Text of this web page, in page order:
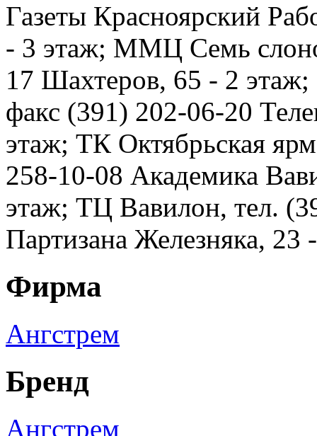
Газеты Красноярский
- 3 этаж; ММЦ Семь
17 Шахтеров, 65 - 2
факс (391) 202-06-20
этаж; ТК Октябрьская
258-10-08 Академика
этаж; ТЦ Вавилон, тел.
Партизана Железняка,
Фирма
Ангстрем
Бренд
Ангстрем